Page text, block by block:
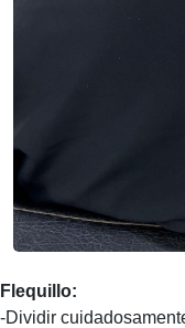
Flequillo:
-Dividir